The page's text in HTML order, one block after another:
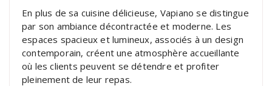
En plus de sa cuisine délicieuse, Vapiano se distingue
par son ambiance décontractée et moderne. Les
espaces spacieux et lumineux, associés à un design
contemporain, créent une atmosphère accueillante
où les clients peuvent se détendre et profiter
pleinement de leur repas.